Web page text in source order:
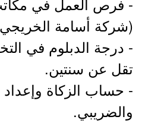
(شركة أسامة
- درجة الدبلوم في
تقل عن سنتين.
- حساب الزكاة وإعداد
والضريبي.